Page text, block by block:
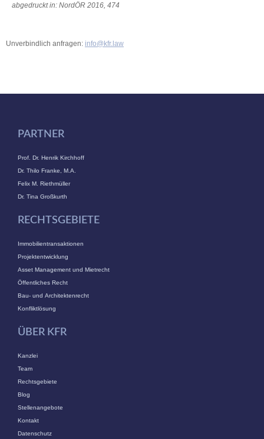
abgedruckt in: NordÖR 2016, 474
Unverbindlich anfragen: info@kfr.law
PARTNER
Prof. Dr. Henrik Kirchhoff
Dr. Thilo Franke, M.A.
Felix M. Riethmüller
Dr. Tina Großkurth
RECHTSGEBIETE
Immobilientransaktionen
Projektentwicklung
Asset Management und Mietrecht
Öffentliches Recht
Bau- und Architektenrecht
Konfliktlösung
ÜBER KFR
Kanzlei
Team
Rechtsgebiete
Blog
Stellenangebote
Kontakt
Datenschutz